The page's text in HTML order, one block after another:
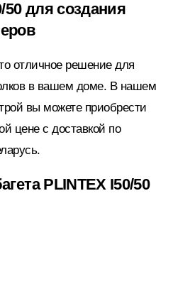
Клей для Паркета
для обоев
50 для создания
отличное решение для
в вашем доме. В нашем
вы можете приобрести
цене с доставкой по
PLINTEX I50/50